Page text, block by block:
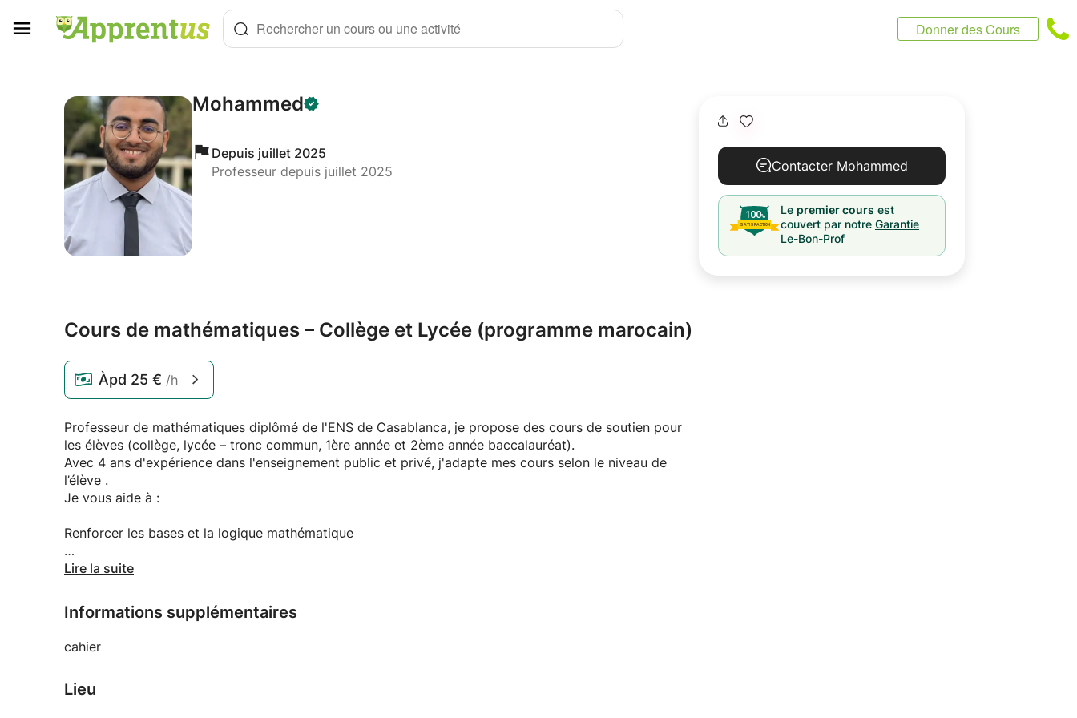
Rechercher un cours ou une activité Donner des Cours
Mohammed
Depuis juillet 2025
Professeur depuis juillet 2025
Cours de mathématiques – Collège et Lycée (programme marocain)
Àpd 25 € /h
Professeur de mathématiques diplômé de l'ENS de Casablanca, je propose des cours de soutien pour
les élèves (collège, lycée – tronc commun, 1ère année et 2ème année baccalauréat).
Avec 4 ans d'expérience dans l'enseignement public et privé, j'adapte mes cours selon le niveau de
l’élève .
Je vous aide à :
Renforcer les bases et la logique mathématique
Réussir les contrôles continus et les examens régionaux/nationaux
Développer une méthode de travail efficace et progressive
Les cours sont interactifs, structurés et centrés sur la compréhension avant la mémorisation.
Lire la suite
Informations supplémentaires
cahier
Lieu
Contacter Mohammed
Le premier cours est
couvert par notre Garantie
Le-Bon-Prof